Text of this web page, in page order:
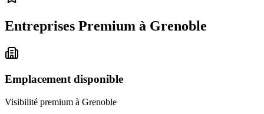
Entreprises Premium à Grenoble
Emplacement disponible
Visibilité premium à Grenoble